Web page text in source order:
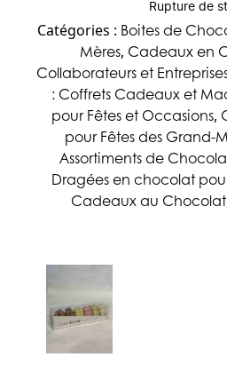
Rupture de
Catégories : Boites de
Mères, Cadeaux en
Collaborateurs et
: Coffrets Cadeaux et
pour Fêtes et Occasions,
pour Fêtes des Grand-
Assortiments de
Dragées en chocolat
Cadeaux au Chocolat